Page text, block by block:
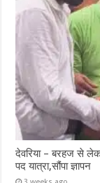
देवरिया – बरहज से
पद यात्रा,सौंपा ज्ञापन